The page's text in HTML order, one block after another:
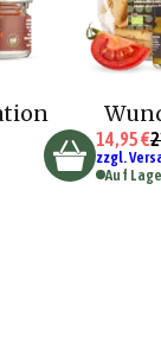
14,95 €
zzgl.
Auf